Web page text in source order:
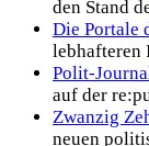
den Stand
Die Portale
lebhafteren
Polit-
auf der
Zwanzig
neuen